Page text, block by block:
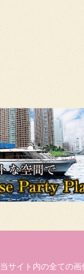
当サイト内の全ての